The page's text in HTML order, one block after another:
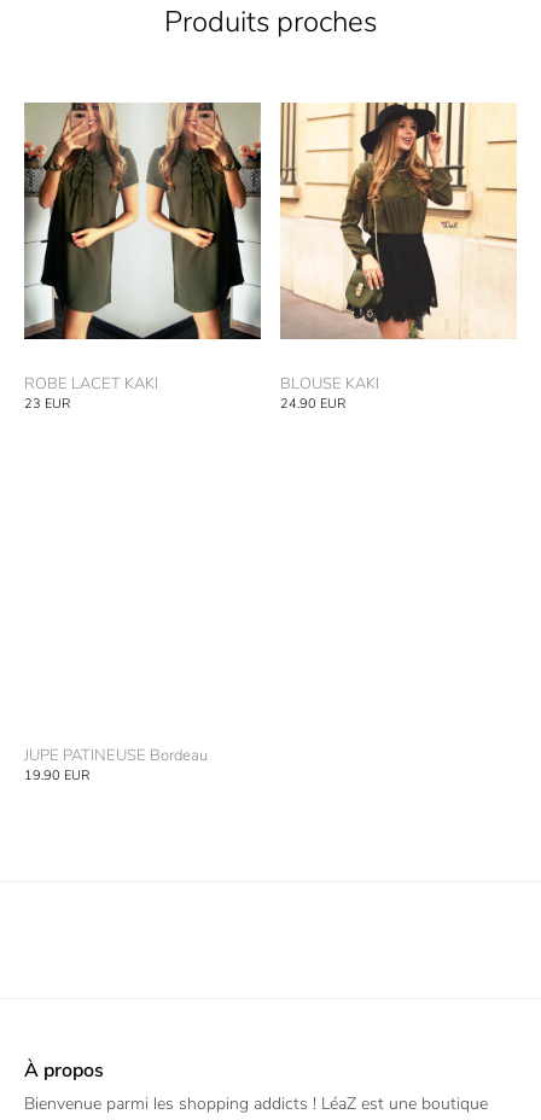
Produits proches
ROBE LACET KAKI
23 EUR
BLOUSE KAKI
24.90 EUR
JUPE PATINEUSE Bordeau
19.90 EUR
À propos
Bienvenue parmi les shopping addicts ! LéaZ est une boutique